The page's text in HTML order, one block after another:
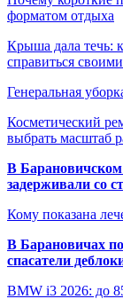
форматом отдыха
Крыша дала течь:
справиться
Генеральная
Косметический
выбрать масштаб
В Барановичском
задерживали со
Кому показана
В Барановичах
спасатели
BMW i3 2026: до